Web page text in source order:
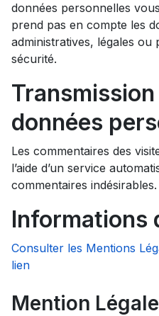
données personnelles
prend pas en compte les
administratives, légales ou
sécurité.
données
Les commentaires des
l’aide d’un service
commentaires indésirables.
Informations
Consulter les Mentions
lien
Mention Légale